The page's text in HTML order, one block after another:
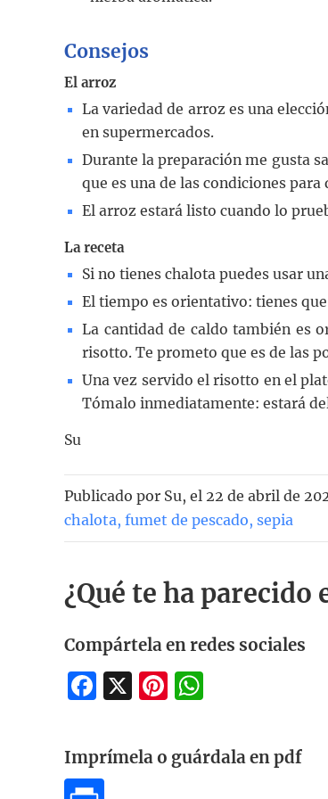
Consejos
El arroz
La variedad de arroz es una
en supermercados.
Durante la preparación me gusta
que es una de las condiciones
El arroz estará listo cuando lo
La receta
Si no tienes chalota puedes usar
El tiempo es orientativo: tienes
La cantidad de caldo también es
risotto. Te prometo que es de las
Una vez servido el risotto en el
Tómalo inmediatamente: estará
Su
Publicado por Su, el 22 de abril de
chalota, fumet de pescado, sepia
¿Qué te ha parecido
Compártela en redes sociales
Facebook
X Pinterest
Imprímela o guárdala en pdf